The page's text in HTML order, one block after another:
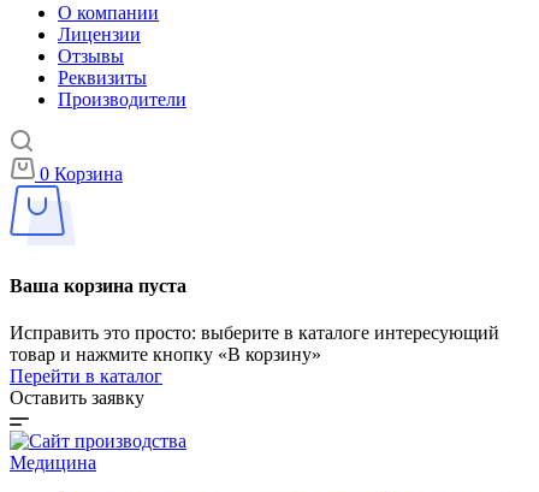
О компании
Лицензии
Отзывы
Реквизиты
Производители
0 Корзина
Ваша корзина пуста
Исправить это просто: выберите в каталоге интересующий
товар и нажмите кнопку «В корзину»
Перейти в каталог
Оставить заявку
Медицина